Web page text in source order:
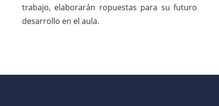
trabajo, elaborarán ropuestas para su futuro
desarrollo en el aula.